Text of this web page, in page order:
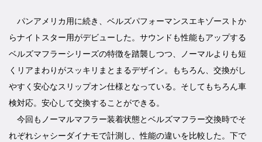
パンアメリカ用に続き、ベルズパフォーマンスエキゾーストか
らナイトスター用がデビューした。サウンドも性能もアップする
ベルズマフラーシリーズの特徴を踏襲しつつ、ノーマルよりも短
くリアまわりがスッキリまとまるデザイン。もちろん、交換がし
やすく安心なスリップオン仕様となっている。そしてもちろん車
検対応。安心して交換することができる。
今回もノーマルマフラー装着状態とベルズマフラー交換時でそ
れぞれシャシーダイナモで計測し、性能の違いを比較した。下で